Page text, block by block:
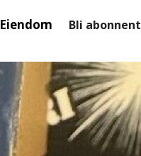
Eiendom Bli abonnent